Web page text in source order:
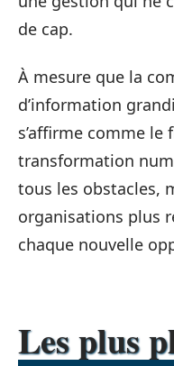
de cap.
À mesure que la
d’information
s’affirme comme
transformation
tous les obstacles,
organisations plus
chaque nouvelle
Les plus